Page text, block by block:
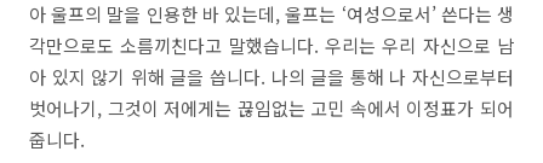
아 울프의 말을 인용한 바 있는데, 울프는 ‘여성으로서’ 쓴다는 생
각만으로도 소름끼친다고 말했습니다. 우리는 우리 자신으로 남
아 있지 않기 위해 글을 씁니다. 나의 글을 통해 나 자신으로부터
벗어나기, 그것이 저에게는 끊임없는 고민 속에서 이정표가 되어
줍니다.